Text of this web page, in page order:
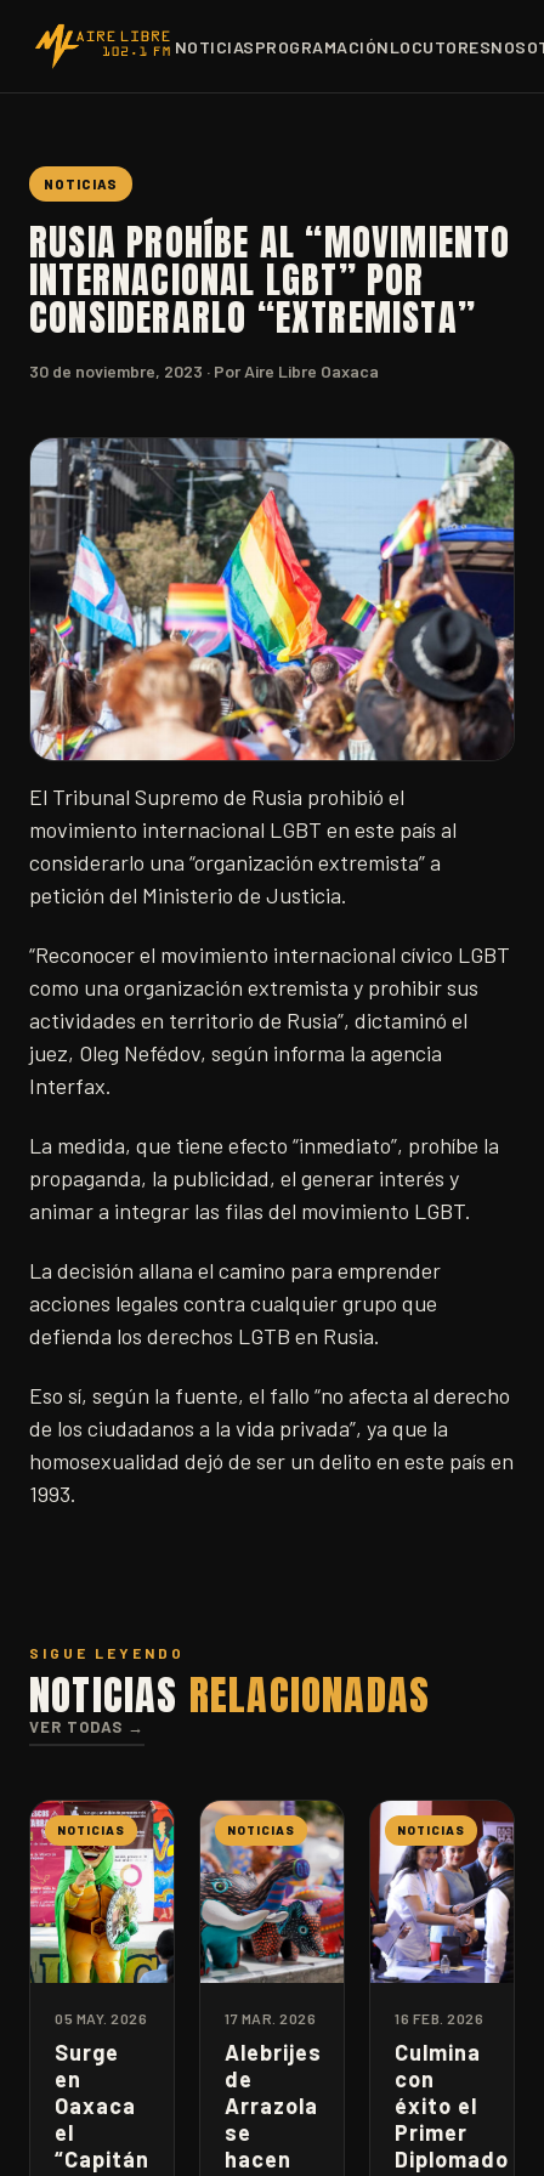
NOTICIASPROGRAMACIÓNLOCUTORES
NOTICIAS
RUSIA PROHÍBE AL “MOVIMIENTO
INTERNACIONAL LGBT” POR
CONSIDERARLO “EXTREMISTA”
30 de noviembre, 2023 · Por Aire Libre Oaxaca
El Tribunal Supremo de Rusia prohibió el
movimiento internacional LGBT en este país al
considerarlo una “organización extremista” a
petición del Ministerio de Justicia.
“Reconocer el movimiento internacional cívico LGBT
como una organización extremista y prohibir sus
actividades en territorio de Rusia”, dictaminó el
juez, Oleg Nefédov, según informa la agencia
Interfax.
La medida, que tiene efecto “inmediato”, prohíbe la
propaganda, la publicidad, el generar interés y
animar a integrar las filas del movimiento LGBT.
La decisión allana el camino para emprender
acciones legales contra cualquier grupo que
defienda los derechos LGTB en Rusia.
Eso sí, según la fuente, el fallo “no afecta al derecho
de los ciudadanos a la vida privada”, ya que la
homosexualidad dejó de ser un delito en este país en
1993.
SIGUE LEYENDO
NOTICIAS RELACIONADAS
VER TODAS →
NOTICIAS
05 MAY. 2026
Surge
en
Oaxaca
el
“Capitán
NOTICIAS
17 MAR. 2026
Alebrijes
de
Arrazola
se
hacen
NOTICIAS
16 FEB. 2026
Culmina
con
éxito el
Primer
Diplomado